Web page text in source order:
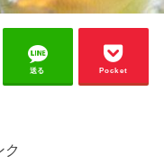
送る Pocket
ク